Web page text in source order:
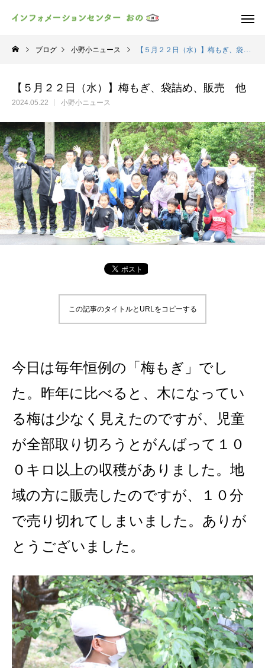
ブログ 小野小ニュース 【５月２２日（水）】梅もぎ、袋詰め、販売 他
【５月２２日（水）】梅もぎ、袋詰め、販売 他
2024.05.22 小野小ニュース
この記事のタイトルとURLをコピーする
今日は毎年恒例の「梅もぎ」でし
た。昨年に比べると、木になってい
る梅は少なく見えたのですが、児童
が全部取り切ろうとがんばって１０
０キロ以上の収穫がありました。地
域の方に販売したのですが、１０分
で売り切れてしまいました。ありが
とうございました。